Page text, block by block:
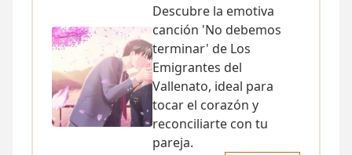
Descubre la emotiva
canción 'No debemos
terminar' de Los
Emigrantes del
Vallenato, ideal para
tocar el corazón y
reconciliarte con tu
pareja.